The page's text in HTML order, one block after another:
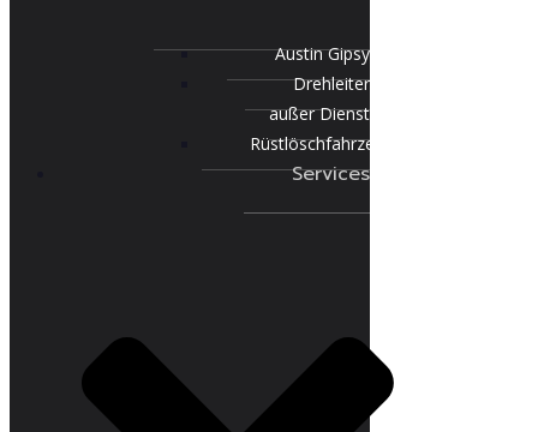
Austin Gipsy
Drehleiter
außer Dienst
Rüstlöschfahrzeug
Services